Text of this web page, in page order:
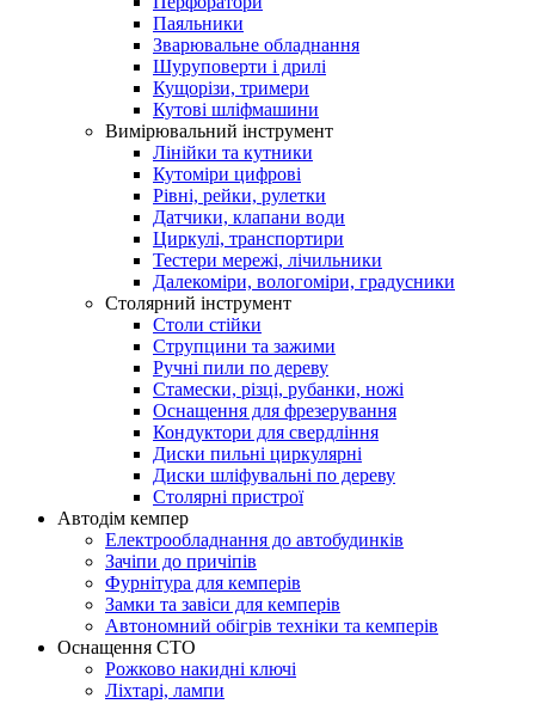
Паяльники
Зварювальне обладнання
Шуруповерти і дрилі
Кущорізи, тримери
Кутові шліфмашини
Вимірювальний інструмент
Лінійки та кутники
Кутоміри цифрові
Рівні, рейки, рулетки
Датчики, клапани води
Циркулі, транспортири
Тестери мережі, лічильники
Далекоміри, вологоміри, градусники
Столярний інструмент
Столи стійки
Струпцини та зажими
Ручні пили по дереву
Стамески, різці, рубанки, ножі
Оснащення для фрезерування
Кондуктори для свердління
Диски пильні циркулярні
Диски шліфувальні по дереву
Столярні пристрої
Автодім кемпер
Електрообладнання до автобудинків
Зачіпи до причіпів
Фурнітура для кемперів
Замки та завіси для кемперів
Автономний обігрів техніки та кемперів
Оснащення СТО
Рожково накидні ключі
Ліхтарі, лампи